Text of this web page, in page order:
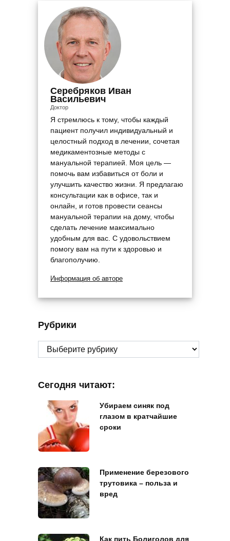
Серебряков Иван
Васильевич
Доктор
Я стремлюсь к тому, чтобы каждый
пациент получил индивидуальный и
целостный подход в лечении, сочетая
медикаментозные методы с
мануальной терапией. Моя цель —
помочь вам избавиться от боли и
улучшить качество жизни. Я предлагаю
консультации как в офисе, так и
онлайн, и готов провести сеансы
мануальной терапии на дому, чтобы
сделать лечение максимально
удобным для вас. С удовольствием
помогу вам на пути к здоровью и
благополучию.
Информация об авторе
Рубрики
Рубрики
Сегодня читают:
Убираем синяк под
глазом в кратчайшие
сроки
Применение березового
трутовика – польза и
вред
Как пить Болиголов для